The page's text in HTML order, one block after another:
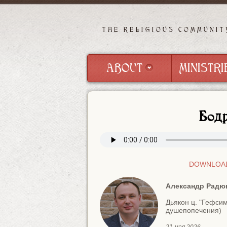
THE RELIGIOUS
ABOUT
ABOUT
Александр
Дьякон ц.
душепопечения)